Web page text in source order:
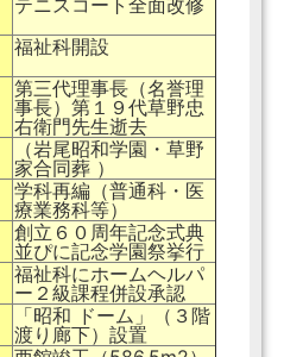
テニスコート全面改修
福祉科開設
第三代理事長（名誉理
事長）第１９代草野忠
右衛門先生逝去
（岩尾昭和学園・草野
家合同葬 ）
学科再編（普通科・医
療業務科等）
創立６０周年記念式典
並ぴに記念学園祭挙行
福祉科にホームヘルパ
ー２級課程併設承認
「昭和 ドーム」（３階
渡り廊下）設置